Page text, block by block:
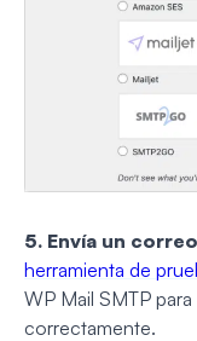
5. Envía un
herramienta de
WP Mail SMTP
correctamente.